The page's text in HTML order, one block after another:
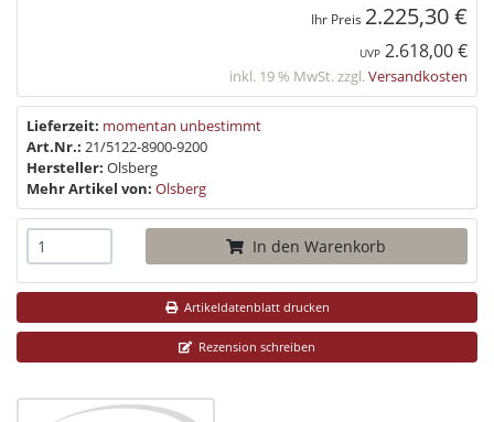
Ihr Preis 2.225,30 €
UVP 2.618,00 €
inkl. 19 % MwSt. zzgl.Versandkosten
Lieferzeit: momentan unbestimmt
Art.Nr.: 21/5122-8900-9200
Hersteller: Olsberg
Mehr Artikel von: Olsberg
In den Warenkorb
Artikeldatenblatt drucken
Rezension schreiben